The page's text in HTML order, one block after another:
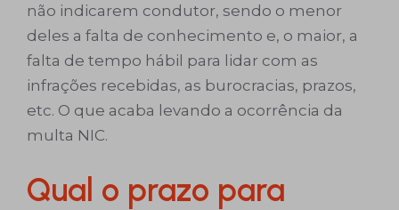
não indicarem condutor, sendo o menor
deles a falta de conhecimento e, o maior, a
falta de tempo hábil para lidar com as
infrações recebidas, as burocracias, prazos,
etc. O que acaba levando a ocorrência da
multa NIC.
Qual o prazo para